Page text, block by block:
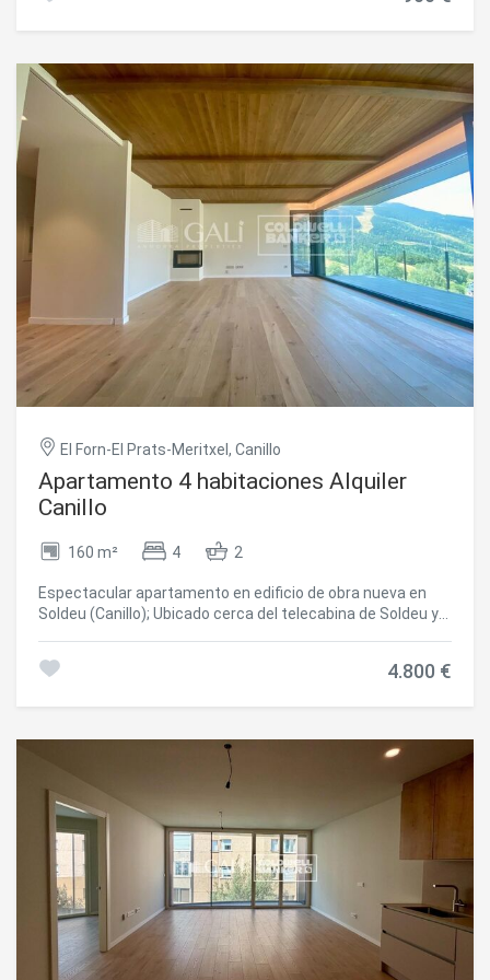
temporada de invierno.~~El piso no dispone actualmente
de conexión wifi, aunque existe la posibilidad de realizar la
instalación.~~Admite mascotas de tamaño pequeño y
educadas, que no ocasionen molestias a los vecinos ni
destrocen los muebles del hogar. ~Se pedirán 80 €
mensuales a cuenta de la calefacción y del agua caliente,
importe que se regularizará a final de año según
consumo.~~Una opción práctica y confortable en una de
las zonas más demandadas de Soldeu.~No dude en
contactarnos para realizar una visita #ref:04888/5210
El Forn-El Prats-Meritxel, Canillo
Apartamento 4 habitaciones Alquiler
Canillo
160 m² 4 2
Espectacular apartamento en edificio de obra nueva en
Soldeu (Canillo); Ubicado cerca del telecabina de Soldeu y
más 12 de terraza, con unas vistas espectaculares del
terraza. 4 habitaciones dobles todas exteriores, una tipo
suite y las otras tres comparten el otro baño de la casa y
aseo, todas ellas con armarios empotrados. ~~En cuanto
a los ACABADOS Y CALIDADES de las viviendas,
destacaríamos: ~~- CARPINTERÍA EXTERIOR de aluminio
con rotura de puente térmico tipo Technal o similar. ~-
Triple vidrio con doble cámara de aire adaptados a las
exigencias energéticas. ~- Pavimento de parqué natural,
de la casa Kährs, a excepción de los baños que serán de
baldosa cerámica porcelánico.~- Chimenea en el comedor.
~-La cocina de la casa Leicht, formada por una parte con
muebles bajos, una parte con columnas y una parte
4.800 €